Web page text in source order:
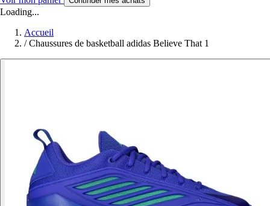
Loading...
Accueil
/ Chaussures de basketball adidas Believe That 1